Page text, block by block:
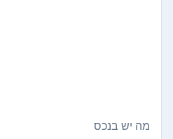
מה יש בנכס